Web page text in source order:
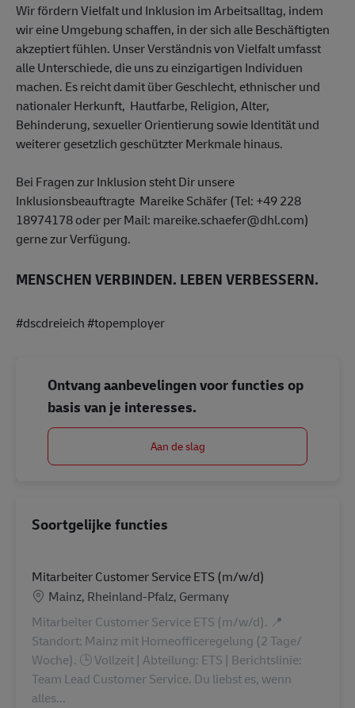
Wir fördern Vielfalt und Inklusion im Arbeitsalltag, indem
wir eine Umgebung schaffen, in der sich alle Beschäftigten
akzeptiert fühlen. Unser Verständnis von Vielfalt umfasst
alle Unterschiede, die uns zu einzigartigen Individuen
machen. Es reicht damit über Geschlecht, ethnischer und
nationaler Herkunft, Hautfarbe, Religion, Alter,
Behinderung, sexueller Orientierung sowie Identität und
weiterer gesetzlich geschützter Merkmale hinaus.
Bei Fragen zur Inklusion steht Dir unsere
Inklusionsbeauftragte Mareike Schäfer (Tel: +49 228
18974178 oder per Mail: mareike.schaefer@dhl.com)
gerne zur Verfügung.
MENSCHEN VERBINDEN. LEBEN VERBESSERN.
#dscdreieich #topemployer
Ontvang aanbevelingen voor functies op
basis van je interesses.
Aan de slag
Soortgelijke functies
Mitarbeiter Customer Service ETS (m/w/d)
LocatieMainz, Rheinland-Pfalz, Germany
Mitarbeiter Customer Service ETS (m/w/d). 📍
Standort: Mainz mit Homeofficeregelung (2 Tage/
Woche). 🕒 Vollzeit | Abteilung: ETS | Berichtslinie:
Team Lead Customer Service. Du liebst es, wenn
alles...